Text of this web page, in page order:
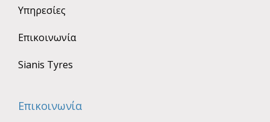
Υπηρεσίες
Επικοινωνία
Sianis Tyres
Επικοινωνία